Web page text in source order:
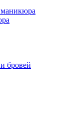
маникюра
бровей